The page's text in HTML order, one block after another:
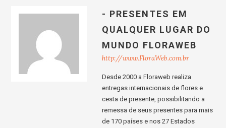
- PRESENTES EM
QUALQUER LUGAR DO
MUNDO FLORAWEB
http://www.FloraWeb.com.br
Desde 2000 a Floraweb realiza
entregas internacionais de flores e
cesta de presente, possibilitando a
remessa de seus presentes para mais
de 170 países e nos 27 Estados